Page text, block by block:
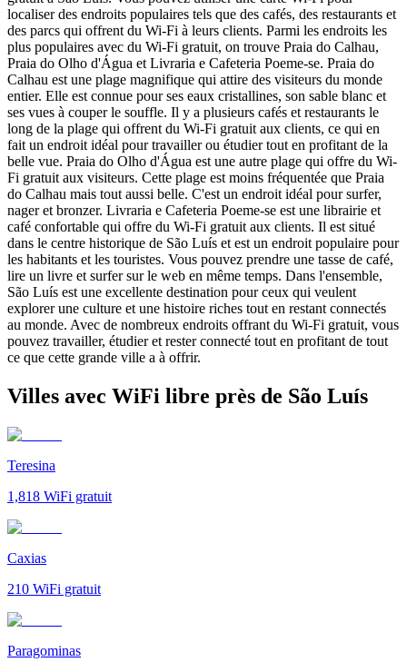
localiser des endroits populaires tels que des cafés, des restaurants et
des parcs qui offrent du Wi-Fi à leurs clients. Parmi les endroits les
plus populaires avec du Wi-Fi gratuit, on trouve Praia do Calhau,
Praia do Olho d'Água et Livraria e Cafeteria Poeme-se. Praia do
Calhau est une plage magnifique qui attire des visiteurs du monde
entier. Elle est connue pour ses eaux cristallines, son sable blanc et
ses vues à couper le souffle. Il y a plusieurs cafés et restaurants le
long de la plage qui offrent du Wi-Fi gratuit aux clients, ce qui en
fait un endroit idéal pour travailler ou étudier tout en profitant de la
belle vue. Praia do Olho d'Água est une autre plage qui offre du Wi-
Fi gratuit aux visiteurs. Cette plage est moins fréquentée que Praia
do Calhau mais tout aussi belle. C'est un endroit idéal pour surfer,
nager et bronzer. Livraria e Cafeteria Poeme-se est une librairie et
café confortable qui offre du Wi-Fi gratuit aux clients. Il est situé
dans le centre historique de São Luís et est un endroit populaire pour
les habitants et les touristes. Vous pouvez prendre une tasse de café,
lire un livre et surfer sur le web en même temps. Dans l'ensemble,
São Luís est une excellente destination pour ceux qui veulent
explorer une culture et une histoire riches tout en restant connectés
au monde. Avec de nombreux endroits offrant du Wi-Fi gratuit, vous
pouvez travailler, étudier et rester connecté tout en profitant de tout
ce que cette grande ville a à offrir.
Villes avec WiFi libre près de São Luís
Teresina
1,818 WiFi gratuit
Caxias
210 WiFi gratuit
Paragominas